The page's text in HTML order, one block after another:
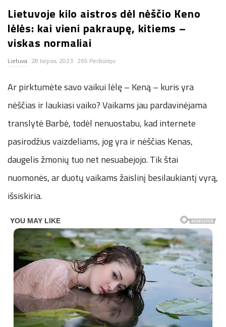
n
.
n
e
t
Lietuvoje kilo aistros dėl nėščio Keno
lėlės: kai vieni pakraupę, kitiems –
viskas normaliai
Lietuva 28 liepos, 2023 265 Peržiūrėjo
Ar pirktumėte savo vaikui lėlę – Keną – kuris yra
nėščias ir laukiasi vaiko? Vaikams jau pardavinėjama
translytė Barbė, todėl nenuostabu, kad internete
pasirodžius vaizdeliams, jog yra ir nėščias Kenas,
daugelis žmonių tuo net nesuabejojo. Tik štai
nuomonės, ar duotų vaikams žaislinį besilaukiantį vyrą,
išsiskiria.